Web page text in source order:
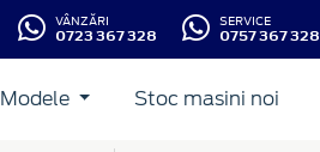
VÂNZĂRI
0723 367 328
SERVICE
0757 367 328
Modele Stoc masini noi